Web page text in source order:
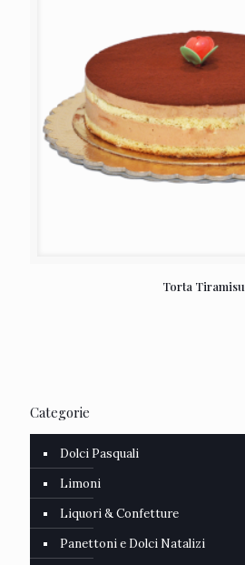
Torta Tiramisu
Categorie
Dolci Pasquali
Limoni
Liquori & Confetture
Panettoni e Dolci Natalizi